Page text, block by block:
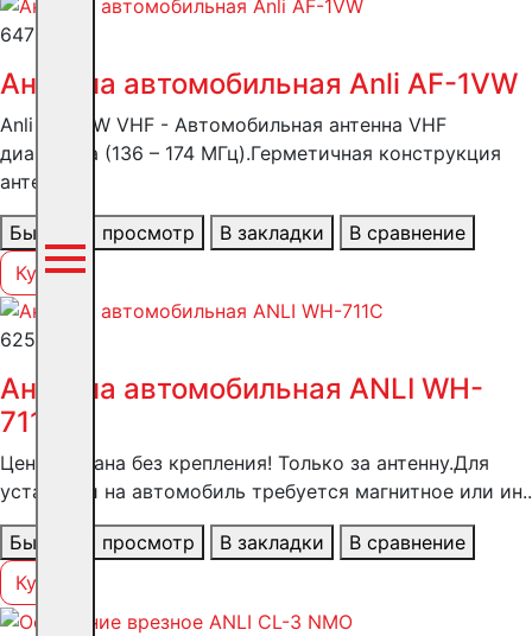
6472 ₽
Антенна автомобильная Anli AF-1VW
Anli AF-1VW VHF - Автомобильная антенна VHF
диапазона (136 – 174 МГц).Герметичная конструкция
антенн..
Быстрый просмотр В закладки
В сравнение
Купить
6250 ₽
Антенна автомобильная ANLI WH-
711С
Цена указана без крепления! Только за антенну.Для
установки на автомобиль требуется магнитное или ин..
Быстрый просмотр В закладки
В сравнение
Купить